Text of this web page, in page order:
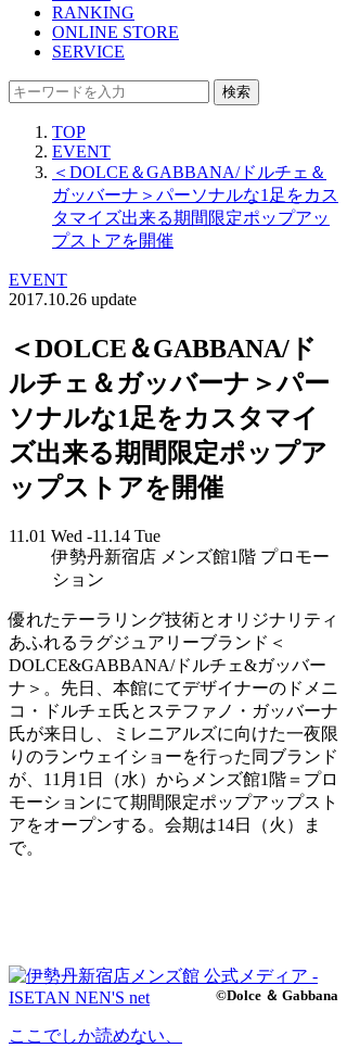
RANKING
ONLINE STORE
SERVICE
検索
TOP
EVENT
＜DOLCE＆GABBANA/ドルチェ＆
ガッバーナ＞パーソナルな1足をカス
タマイズ出来る期間限定ポップアッ
プストアを開催
EVENT
2017.10.26 update
＜DOLCE＆GABBANA/ド
ルチェ＆ガッバーナ＞パー
ソナルな1足をカスタマイ
ズ出来る期間限定ポップア
ップストアを開催
11.01 Wed -11.14 Tue
伊勢丹新宿店 メンズ館1階 プロモー
ション
優れたテーラリング技術とオリジナリティ
あふれるラグジュアリーブランド＜
DOLCE&GABBANA/ドルチェ&ガッバー
ナ＞。先日、本館にてデザイナーのドメニ
コ・ドルチェ氏とステファノ・ガッバーナ
氏が来日し、ミレニアルズに向けた一夜限
りのランウェイショーを行った同ブランド
が、11月1日（水）からメンズ館1階＝プロ
モーションにて期間限定ポップアップスト
アをオープンする。会期は14日（火）ま
で。
©Dolce ＆ Gabbana
ここでしか読めない、